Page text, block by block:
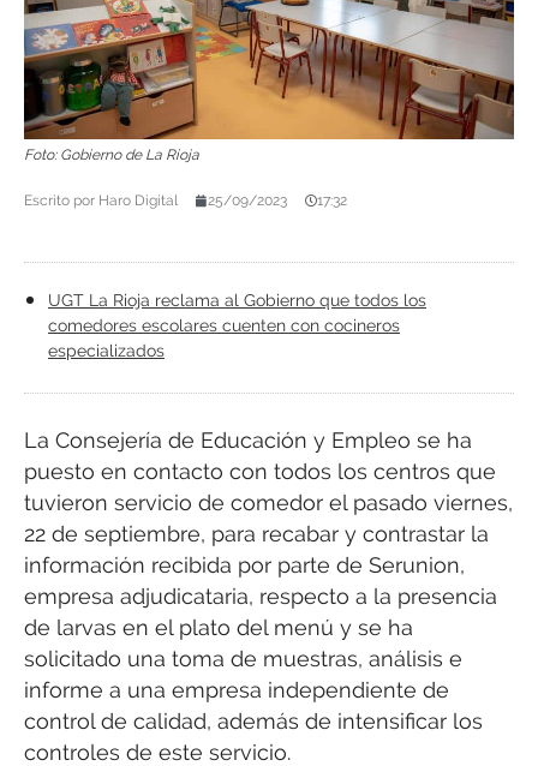
Foto: Gobierno de La Rioja
Escrito por Haro Digital 25/09/2023 17:32
UGT La Rioja reclama al Gobierno que todos los
comedores escolares cuenten con cocineros
especializados
La Consejería de Educación y Empleo se ha
puesto en contacto con todos los centros que
tuvieron servicio de comedor el pasado viernes,
22 de septiembre, para recabar y contrastar la
información recibida por parte de Serunion,
empresa adjudicataria, respecto a la presencia
de larvas en el plato del menú y se ha
solicitado una toma de muestras, análisis e
informe a una empresa independiente de
control de calidad, además de intensificar los
controles de este servicio.